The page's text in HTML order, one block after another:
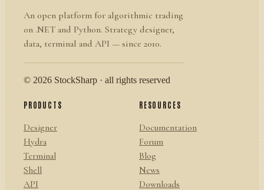
An open platform for algorithmic trading
on .NET and Python. Strategy designer,
data, terminal and API — since 2010.
© 2026 StockSharp · all rights reserved
PRODUCTS
Designer
Hydra
Terminal
Shell
API
RESOURCES
Documentation
Forum
Blog
News
Downloads